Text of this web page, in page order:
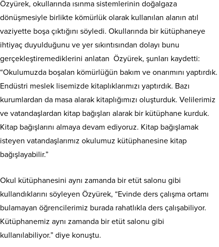
Özyürek, okullarında ısınma sistemlerinin doğalgaza
dönüşmesiyle birlikte kömürlük olarak kullanılan alanın atıl
vaziyette boşa çıktığını söyledi. Okullarında bir kütüphaneye
ihtiyaç duyulduğunu ve yer sıkıntısından dolayı bunu
gerçekleştiremediklerini anlatan Özyürek, şunları kaydetti:
“Okulumuzda boşalan kömürlüğün bakım ve onarımını yaptırdık.
Endüstri meslek lisemizde kitaplıklarımızı yaptırdık. Bazı
kurumlardan da masa alarak kitaplığımızı oluşturduk. Velilerimiz
ve vatandaşlardan kitap bağışları alarak bir kütüphane kurduk.
Kitap bağışlarını almaya devam ediyoruz. Kitap bağışlamak
isteyen vatandaşlarımız okulumuz kütüphanesine kitap
bağışlayabilir.”
Okul kütüphanesini aynı zamanda bir etüt salonu gibi
kullandıklarını söyleyen Özyürek, “Evinde ders çalışma ortamı
bulamayan öğrencilerimiz burada rahatlıkla ders çalışabiliyor.
Kütüphanemiz aynı zamanda bir etüt salonu gibi
kullanılabiliyor.” diye konuştu.